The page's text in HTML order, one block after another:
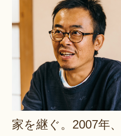
家を継ぐ。2007年